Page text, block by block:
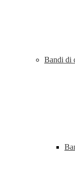
Bandi di